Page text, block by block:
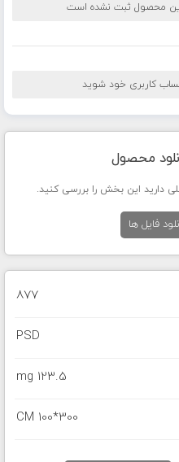
محصول ثبت نشده است
کاربری خود شوید
محصول
دارید این بخش را بررسی کنید.
فایل ها
877
PSD
123.5 mg
CM 100*300